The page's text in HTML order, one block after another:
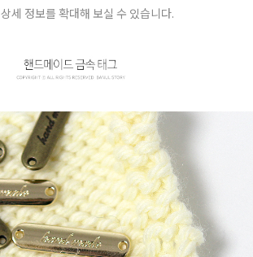
상세 정보를 확대해 보실 수 있습니다.